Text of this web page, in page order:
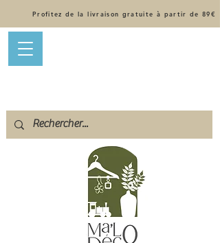
Profitez de la livraison gratuite à partir de 89€